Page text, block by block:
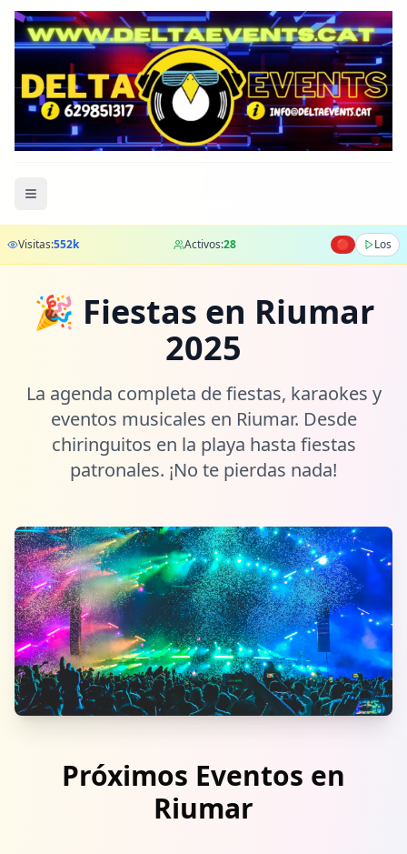
Visitas:552k Activos:28 🔴 Los
🎉 Fiestas en Riumar
2025
La agenda completa de fiestas, karaokes y
eventos musicales en Riumar. Desde
chiringuitos en la playa hasta fiestas
patronales. ¡No te pierdas nada!
Próximos Eventos en
Riumar